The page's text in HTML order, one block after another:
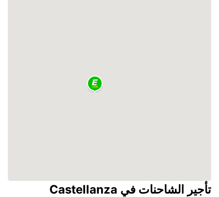
تأجير الشاحنات في Castellanza